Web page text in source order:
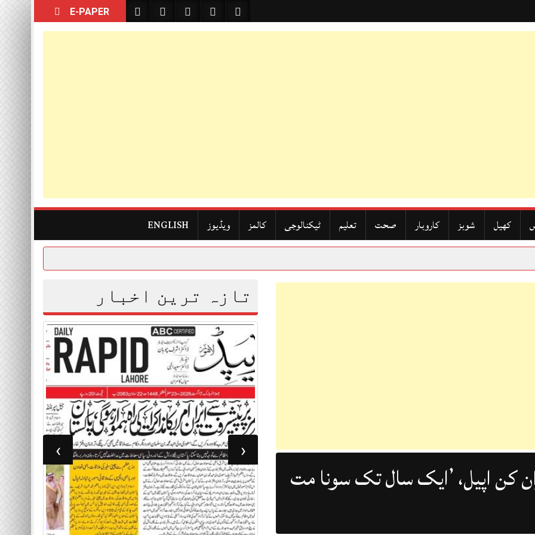
E-PAPER
کھیل شوبز کاروبار صحت تعلیم ٹیکنالوجی کالمز ویڈیوز ENGLISH
تازہ ترین اخبار
‹
›
کن اپیل، ’ایک سال تک سونا مت